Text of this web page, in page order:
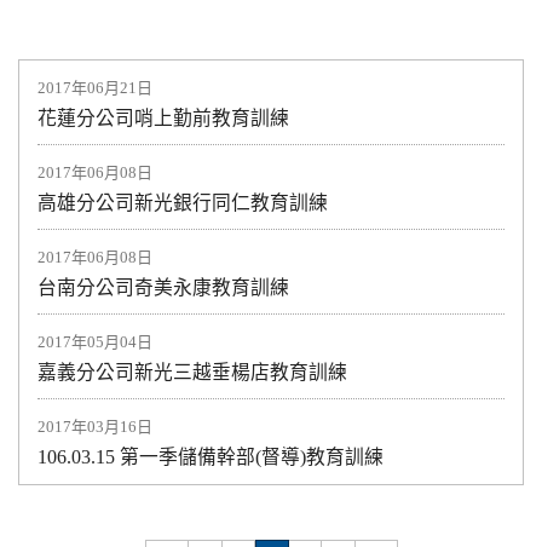
2017年06月21日
花蓮分公司哨上勤前教育訓練
2017年06月08日
高雄分公司新光銀行同仁教育訓練
2017年06月08日
台南分公司奇美永康教育訓練
2017年05月04日
嘉義分公司新光三越垂楊店教育訓練
2017年03月16日
106.03.15 第一季儲備幹部(督導)教育訓練